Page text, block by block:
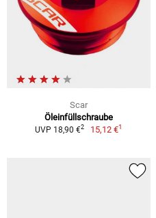
Scar
Öleinfüllschraube
UVP 18,90 €2 15,12 €1